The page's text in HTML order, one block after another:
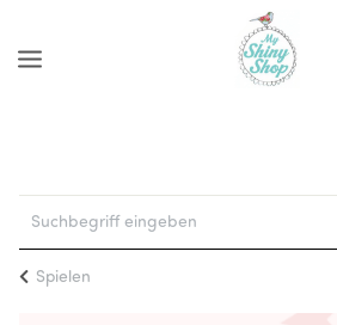
Spielen